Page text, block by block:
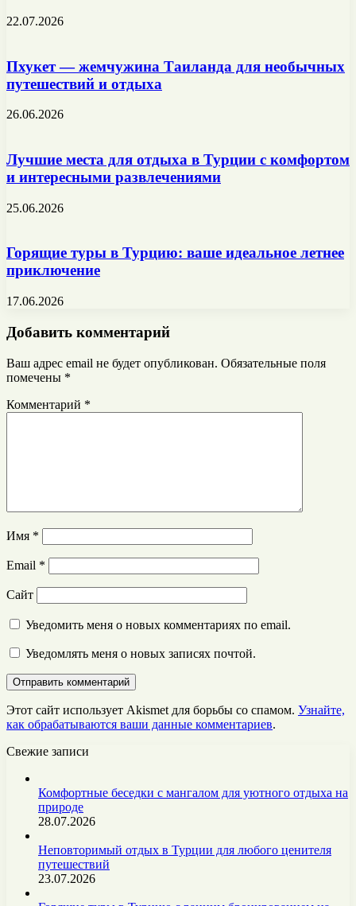
22.07.2026
Пхукет — жемчужина Таиланда для необычных
путешествий и отдыха
26.06.2026
Лучшие места для отдыха в Турции с комфортом
и интересными развлечениями
25.06.2026
Горящие туры в Турцию: ваше идеальное летнее
приключение
17.06.2026
Добавить комментарий
Ваш адрес email не будет опубликован. Обязательные поля
помечены *
Комментарий *
Имя *
Email *
Сайт
Уведомить меня о новых комментариях по email.
Уведомлять меня о новых записях почтой.
Этот сайт использует Akismet для борьбы со спамом. Узнайте,
как обрабатываются ваши данные комментариев.
Свежие записи
Комфортные беседки с мангалом для уютного отдыха на
природе
28.07.2026
Неповторимый отдых в Турции для любого ценителя
путешествий
23.07.2026